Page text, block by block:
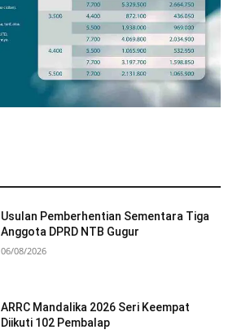
Usulan Pemberhentian Sementara Tiga
Anggota DPRD NTB Gugur
06/08/2026
ARRC Mandalika 2026 Seri Keempat
Diikuti 102 Pembalap